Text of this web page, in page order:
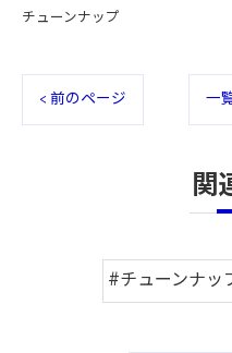
チューンナップ
< 前のページ 一
関
#チューンナッ